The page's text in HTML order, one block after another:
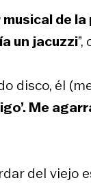
de
un jacuzzi
disco, él
Me
del viejo